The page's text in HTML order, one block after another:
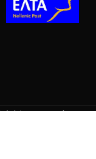
rights reserved.